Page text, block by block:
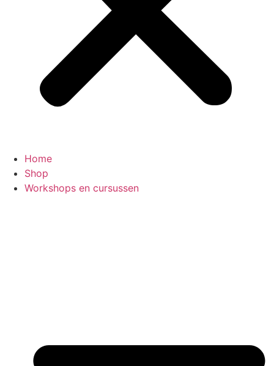
Home
Shop
Workshops en cursussen